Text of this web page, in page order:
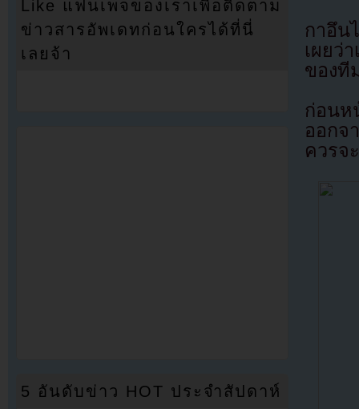
กาอึน
เผยว่
ของที
ก่อนห
ออกจ
ควรจ
Like แฟนเพจของเราเพื่อติดตาม
ข่าวสารอัพเดทก่อนใครได้ที่นี่
เลยจ้า
5 อันดับข่าว HOT ประจำสัปดาห์